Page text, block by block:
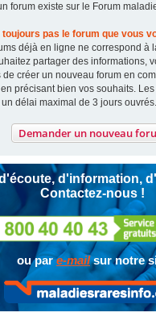
forum existe sur le Forum
toujours pas le forum que vous
déjà en ligne ne correspond à
partager des informations,
créer un nouveau forum en
en précisant bien vos souhaits.
délai maximal de 3 jours ouvrés.
Demander un nouveau
d'information,
Contactez-nous !
ou pare-mailsur notre